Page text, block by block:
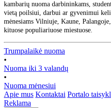
kambarių nuoma darbininkams,
vietą poilsiui, darbui ar gyvenimui
mėnesiams Vilniuje, Kaune,
kituose populiariuose miestuose.
Trumpalaikė nuoma
•
Nuoma iki 3 valandų
•
Nuoma mėnesiui
Apie mus Kontaktai Portalo
Reklama